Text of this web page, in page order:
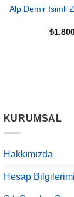
Alp Demir İsimli
₺
KURUMSAL
Hakkımızda
Hesap